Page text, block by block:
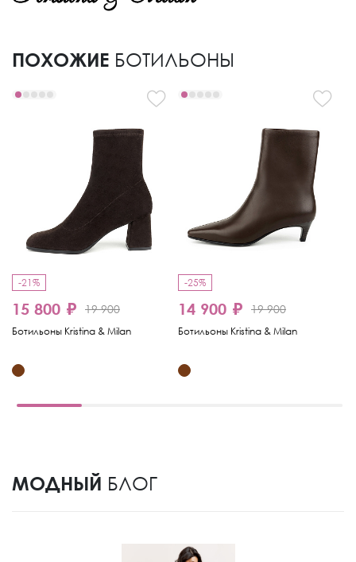
ПОХОЖИЕ БОТИЛЬОНЫ
-21%
15 800 ₽ 19 900
Ботильоны Kristina & Milan
-25%
14 900 ₽ 19 900
Ботильоны Kristina & Milan
МОДНЫЙ БЛОГ